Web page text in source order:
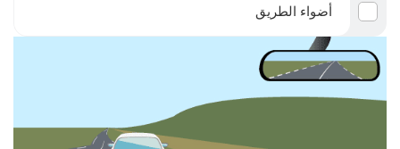
أضواء الطريق